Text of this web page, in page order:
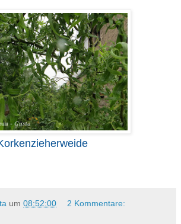
um 08:52:00 2 Kommentare: